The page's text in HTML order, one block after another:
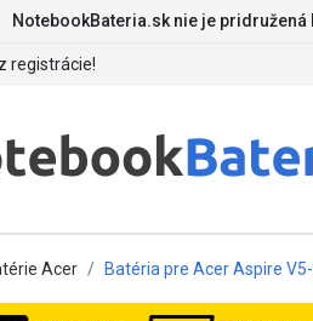
NotebookBateria.sk nie je
registrácie!
Acer Batéria pre Acer Aspire